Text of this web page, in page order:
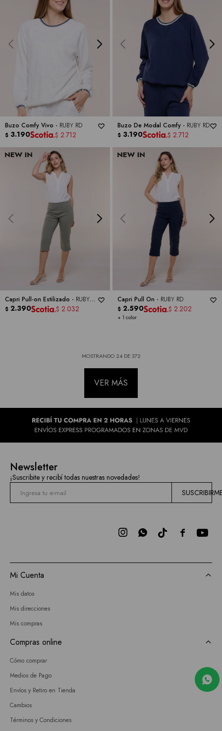
Buzo Comfy Vivo - RUBY RD
$ 3.190 $ 2.712
Buzo De Modal Comfy - RUBY RD
$ 3.190 $ 2.712
Capri Pull-on Estilizado - RUBY
RD
$ 2.390 $ 2.032
Capri Pull On - RUBY RD
+ 1 color
$ 2.590 $ 2.202
MOSTRANDO 24DE372
VER MÁS
Newsletter
¡Suscribite y recibí todas nuestras novedades!

 
Mi Cuenta
Mis datos
Mis direcciones
Mis compras
Compras online
Cómo comprar
Medios de Pago
Envíos y Retiro en Tienda
Cambios
Términos y Condiciones